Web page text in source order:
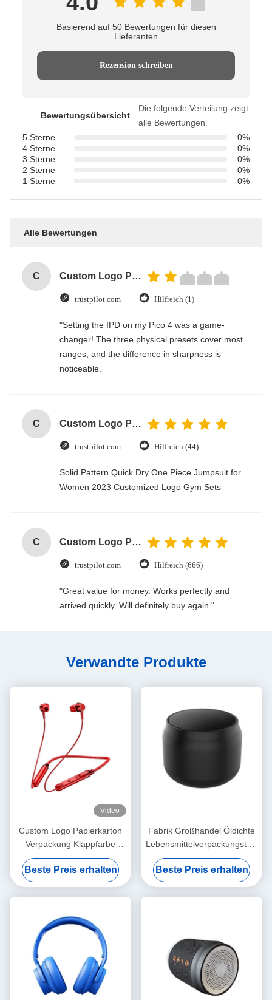
Basierend auf 50 Bewertungen für diesen
Lieferanten
Rezension schreiben
Bewertungsübersicht
Die folgende Verteilung zeigt
alle Bewertungen.
5 Sterne
0%
4 Sterne
0%
3 Sterne
0%
2 Sterne
0%
1 Sterne
0%
Alle Bewertungen
C Custom Logo Paper Cardboard Packing Folding White / Black / Rose Gold Luxury Magnetic Gift Box with Ribbon Closure
trustpilot.com Hilfreich (1)
"Setting the IPD on my Pico 4 was a game-
changer! The three physical presets cover most
ranges, and the difference in sharpness is
noticeable.
C Custom Logo Paper Cardboard Packing Folding White / Black / Rose Gold Luxury Magnetic Gift Box with Ribbon Closure
trustpilot.com Hilfreich (44)
Solid Pattern Quick Dry One Piece Jumpsuit for
Women 2023 Customized Logo Gym Sets
C Custom Logo Paper Cardboard Packing Folding White / Black / Rose Gold Luxury Magnetic Gift Box with Ribbon Closure
trustpilot.com Hilfreich (666)
"Great value for money. Works perfectly and
arrived quickly. Will definitely buy again."
Verwandte Produkte
Video
Custom Logo Papierkarton
Verpackung Klappfarbe
Weiß / Schwarz / Roségold
Luxus Magnetgeschenk-Box
mit Bandverschluss
Beste Preis erhalten
Fabrik Großhandel Öldichte
Lebensmittelverpackungstüte
Toast Brot Außenverkäufer
Boden Kraftpapiertüte
Beste Preis erhalten